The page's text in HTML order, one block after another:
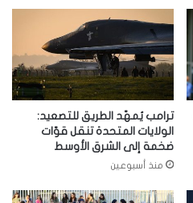
ترامب يُمهّد الطريق للتصعيد:
الولايات المتحدة تنقل قوّات
ضخمة إلى الشرق الأوسط
منذ أسبوعين